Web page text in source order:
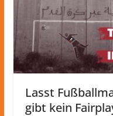
Lasst
gibt kein